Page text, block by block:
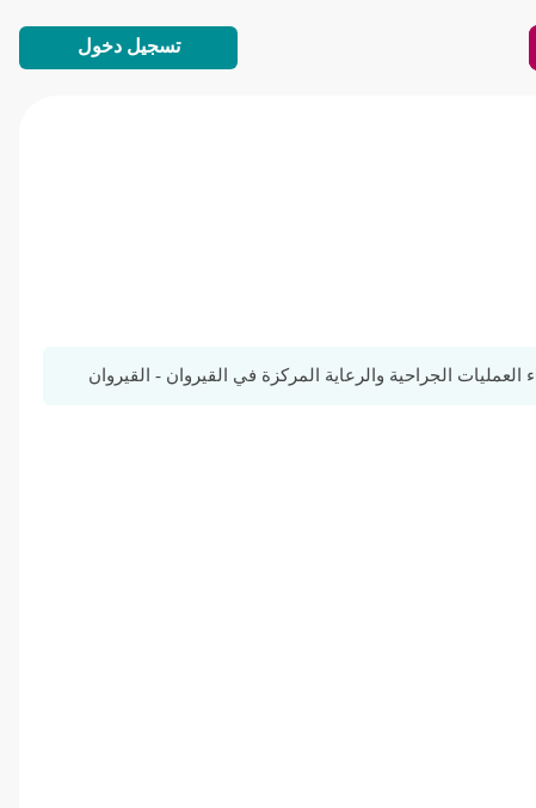
تسجيل دخول
الجراحية والرعاية المركزة في القيروان - القيروان